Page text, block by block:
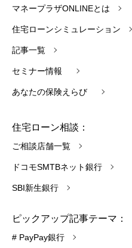
マネープラザONLINEとは
住宅ローンシミュレーション
記事一覧
セミナー情報
あなたの保険えらび
住宅ローン相談：
ご相談店舗一覧
ドコモSMTBネット銀行
SBI新生銀行
ピックアップ記事テーマ：
# PayPay銀行